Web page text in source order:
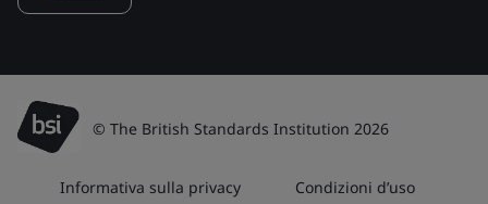
© The British Standards Institution 2026
Informativa sulla privacy Condizioni d’uso